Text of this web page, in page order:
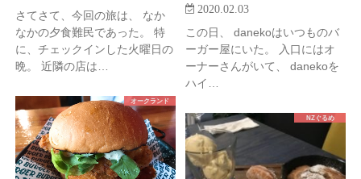
さてさて、今回の旅は、 なか
なかの夕食難民であった。 特
に、チェックインした火曜日の
晩。 近隣の店は…
2020.02.03
この日、 danekoはいつものバ
ーガー屋にいた。 入口にはオ
ーナーさんがいて、 danekoを
ハイ…
オークランド
NZぐるめ